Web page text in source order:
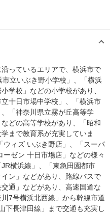
っているエリアで、横浜市で
立いぶき野小学校」、「横浜
学校」などの小学校があり、
十日市場中学校」、「横浜市
「神奈川県立霧が丘高等学
どの高等学校があり、「昭和
まで教育系が充実していま
ィズ いぶき野店」、「スーパ
ゼン 十日市場店」などの様々
横浜線」、「東急田園都市
ン」などがあり、路線バスで
通」などがあり、高速国道な
7号横浜北西線」から幹線市道
下長津田線」まで交通も充実し